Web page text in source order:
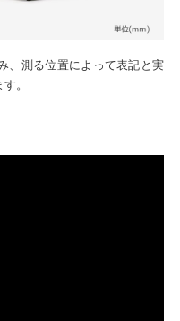
、測る位置によって表記と実
。